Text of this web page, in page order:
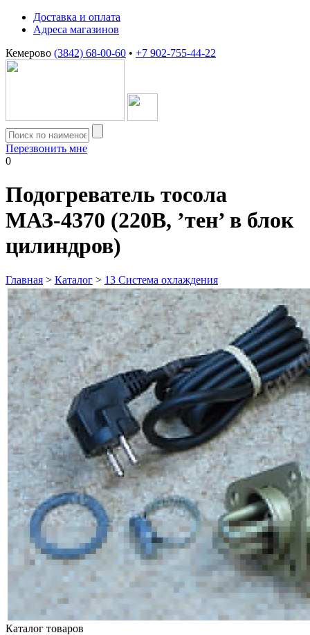
Доставка и оплата
Адреса магазинов
Кемерово (3842) 68-00-60 • +7 902-755-44-22
Перезвонить мне
0
Подогреватель тосола
МАЗ-4370 (220В, ’тен’ в блок
цилиндров)
Главная > Каталог > 13 Система охлаждения
Каталог товаров